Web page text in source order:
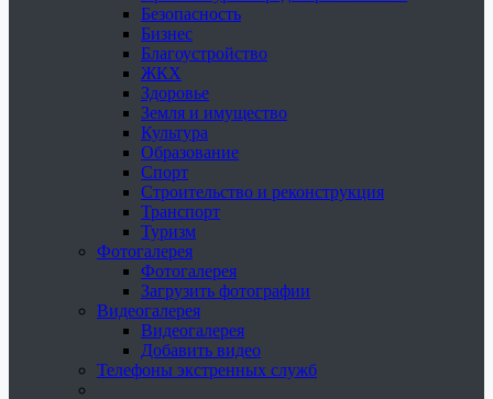
Безопасность
Бизнес
Благоустройство
ЖКХ
Здоровье
Земля и имущество
Культура
Образование
Спорт
Строительство и реконструкция
Транспорт
Туризм
Фотогалерея
Фотогалерея
Загрузить фотографии
Видеогалерея
Видеогалерея
Добавить видео
Телефоны экстренных служб